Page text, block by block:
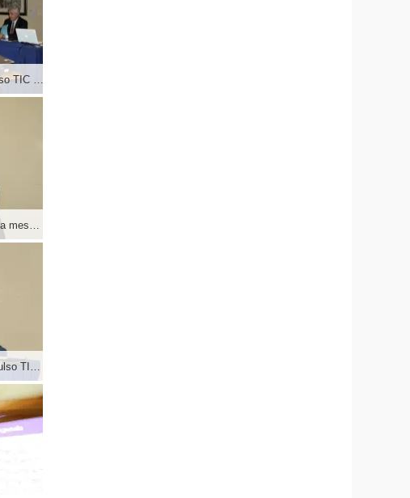
Inauguración de la I Semana Impulso TIC 2011 en el Auditorio Príncipe Felipe de Oviedo
Agradecimiento a los ponentes de la mesa de Inauguración de la I Semana Impulso TIC 2011 en el Auditorio Príncipe Felipe de Oviedo
Inauguración de la I Semana Impulso TIC 2011 en el Auditorio Príncipe Felipe de Oviedo